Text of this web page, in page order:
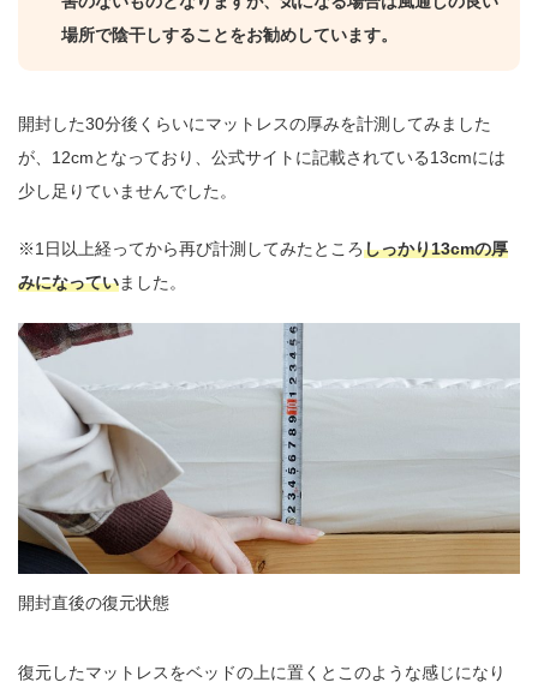
場所で陰干しすることをお勧めしています。
開封した30分後くらいにマットレスの厚みを計測してみました
が、12cmとなっており、公式サイトに記載されている13cmには
少し足りていませんでした。
※1日以上経ってから再び計測してみたところしっかり13cmの厚
みになっていました。
開封直後の復元状態
復元したマットレスをベッドの上に置くとこのような感じになり